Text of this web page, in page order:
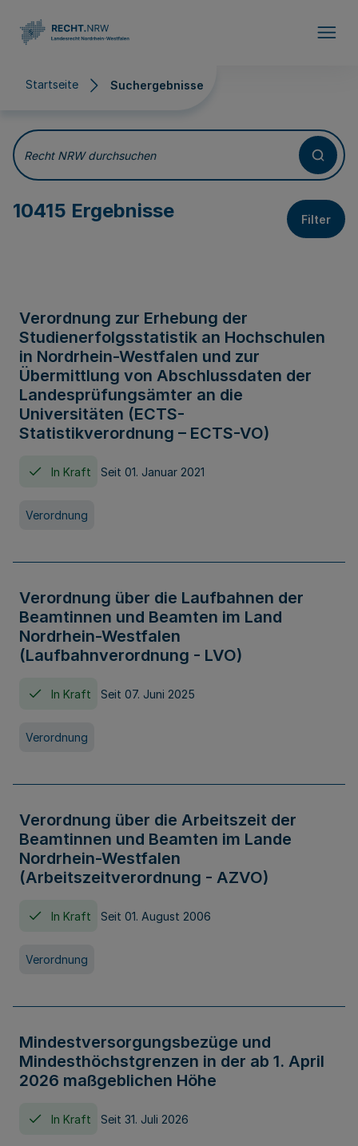
Startseite Suchergebnisse
Suchergebnisse
Recht NRW durchsuchen
10415 Ergebnisse Filter
Verordnung zur Erhebung der
Studienerfolgsstatistik an Hochschulen
in Nordrhein-Westfalen und zur
Übermittlung von Abschlussdaten der
Landesprüfungsämter an die
Universitäten (ECTS-
Statistikverordnung – ECTS-VO)
In Kraft Seit 01. Januar 2021
Verordnung
Verordnung über die Laufbahnen der
Beamtinnen und Beamten im Land
Nordrhein-Westfalen
(Laufbahnverordnung - LVO)
In Kraft Seit 07. Juni 2025
Verordnung
Verordnung über die Arbeitszeit der
Beamtinnen und Beamten im Lande
Nordrhein-Westfalen
(Arbeitszeitverordnung - AZVO)
In Kraft Seit 01. August 2006
Verordnung
Mindestversorgungsbezüge und
Mindesthöchstgrenzen in der ab 1. April
2026 maßgeblichen Höhe
In Kraft Seit 31. Juli 2026